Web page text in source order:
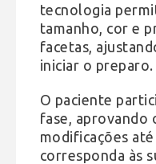
tecnologia
tamanho, cor e
facetas,
iniciar o preparo.
O paciente
fase, aprovando
modificações
corresponda às